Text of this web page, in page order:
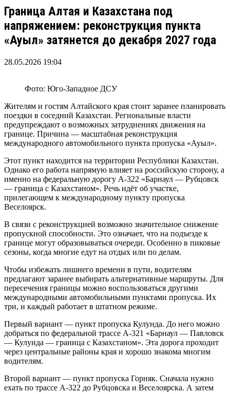
Граница Алтая и Казахстана под
напряжением: реконструкция пункта
«Ауыл» затянется до декабря 2027 года
28.05.2026 19:04
Фото: Юго-Западное ДСУ
Жителям и гостям Алтайского края стоит заранее планировать
поездки в соседний Казахстан. Региональные власти
предупреждают о возможных затруднениях движения на
границе. Причина — масштабная реконструкция
международного автомобильного пункта пропуска «Ауыл».
Этот пункт находится на территории Республики Казахстан.
Однако его работа напрямую влияет на российскую сторону, а
именно на федеральную дорогу А-322 «Барнаул — Рубцовск
— граница с Казахстаном». Речь идёт об участке,
прилегающем к международному пункту пропуска
Веселоярск.
В связи с реконструкцией возможно значительное снижение
пропускной способности. Это означает, что на подъезде к
границе могут образовываться очереди. Особенно в пиковые
сезоны, когда многие едут на отдых или по делам.
Чтобы избежать лишнего времени в пути, водителям
предлагают заранее выбирать альтернативные маршруты. Для
пересечения границы можно воспользоваться другими
международными автомобильными пунктами пропуска. Их
три, и каждый работает в штатном режиме.
Первый вариант — пункт пропуска Кулунда. До него можно
добраться по федеральной трассе А-321 «Барнаул — Павловск
— Кулунда — граница с Казахстаном». Эта дорога проходит
через центральные районы края и хорошо знакома многим
водителям.
Второй вариант — пункт пропуска Горняк. Сначала нужно
ехать по трассе А-322 до Рубцовска и Веселоярска. А затем